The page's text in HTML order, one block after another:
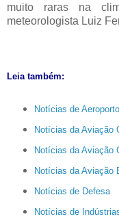
muito raras na
meteorologista Luiz
Leia também:
Notícias de
Notícias da Aviação
Notícias da Aviação
Notícias da Aviação
Notícias de Defesa
Notícias de